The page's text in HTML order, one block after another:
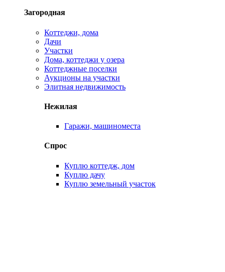
Загородная
Коттеджи, дома
Дачи
Участки
Дома, коттеджи у озера
Коттеджные поселки
Аукционы на участки
Элитная недвижимость
Нежилая
Гаражи, машиноместа
Спрос
Куплю коттедж, дом
Куплю дачу
Куплю земельный участок